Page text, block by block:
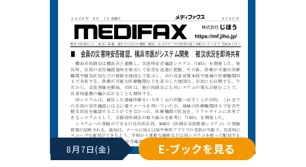
8月7日(金) E-ブックを見る